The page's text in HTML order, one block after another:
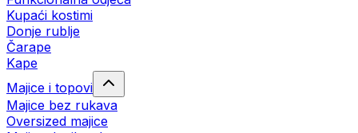
Kupaći kostimi
Donje rublje
Čarape
Kape
Majice i topovi
Majice bez rukava
Oversized majice